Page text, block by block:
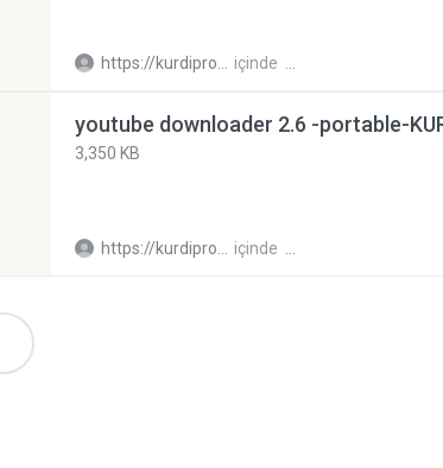
https://kurdiprogram.wordpress.com/ H. içinde
3,350 KB
https://kurdiprogram.wordpress.com/ H. içinde